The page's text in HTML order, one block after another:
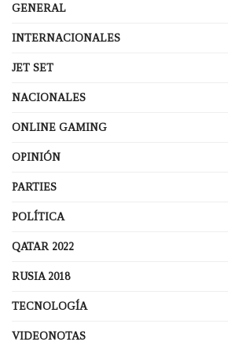
GENERAL
INTERNACIONALES
JET SET
NACIONALES
ONLINE GAMING
OPINIÓN
PARTIES
POLÍTICA
QATAR 2022
RUSIA 2018
TECNOLOGÍA
VIDEONOTAS